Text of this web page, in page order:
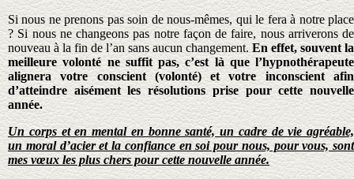
Si nous ne prenons pas soin de nous-mêmes, qui le fera à notre place
? Si nous ne changeons pas notre façon de faire, nous arriverons de
nouveau à la fin de l’an sans aucun changement. En effet, souvent la
meilleure volonté ne suffit pas, c’est là que l’hypnothérapeute
alignera votre conscient (volonté) et votre inconscient afin
d’atteindre aisément les résolutions prise pour cette nouvelle
année.
Un corps et en mental en bonne santé, un cadre de vie agréable,
un moral d’acier et la confiance en soi pour nous, pour vous, sont
mes vœux les plus chers pour cette nouvelle année.